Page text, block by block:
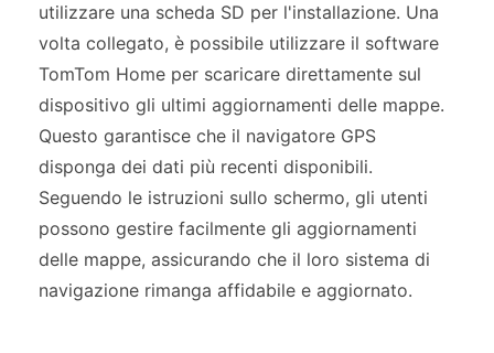
utilizzare una scheda SD per l'installazione. Una
volta collegato, è possibile utilizzare il software
TomTom Home per scaricare direttamente sul
dispositivo gli ultimi aggiornamenti delle mappe.
Questo garantisce che il navigatore GPS
disponga dei dati più recenti disponibili.
Seguendo le istruzioni sullo schermo, gli utenti
possono gestire facilmente gli aggiornamenti
delle mappe, assicurando che il loro sistema di
navigazione rimanga affidabile e aggiornato.